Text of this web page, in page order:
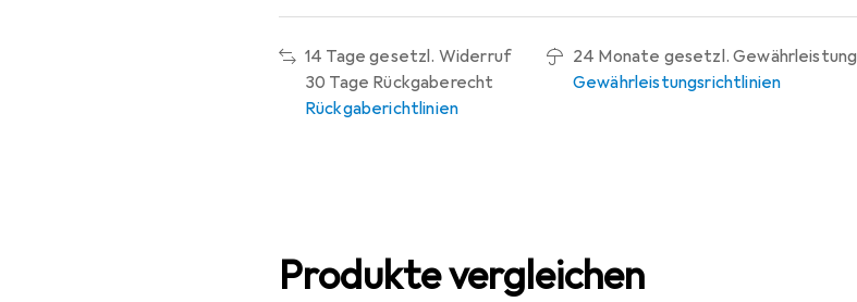
14 Tage gesetzl. Widerruf
30 Tage Rückgaberecht
Rückgaberichtlinien
24 Monate gesetzl. Gewährleistung
Gewährleistungsrichtlinien
Produkte vergleichen